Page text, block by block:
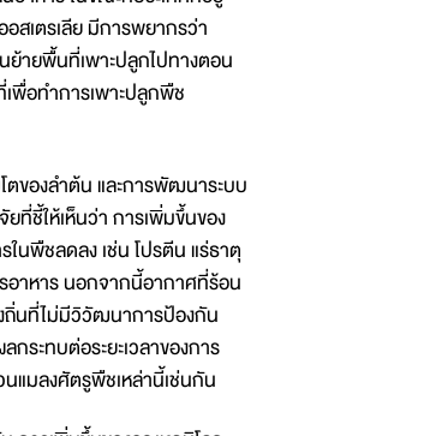
สเตรเลีย มีการพยากรว่า
ย้ายพื้นที่เพาะปลูกไปทางตอน
พื่อทำการเพาะปลูกพืช
ตของลำต้น และการพัฒนาระบบ
ที่ชี้ให้เห็นว่า การเพิ่มขึ้นของ
นพืชลดลง เช่น โปรตีน แร่ธาตุ
อาหาร นอกจากนี้อากาศที่ร้อน
ถิ่นที่ไม่มีวิวัฒนาการป้องกัน
ระทบต่อระยะเวลาของการ
แมลงศัตรูพืชเหล่านี้เช่นกัน